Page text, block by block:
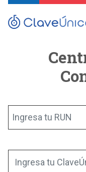
Ingresa tu RUN
Ingresa tu